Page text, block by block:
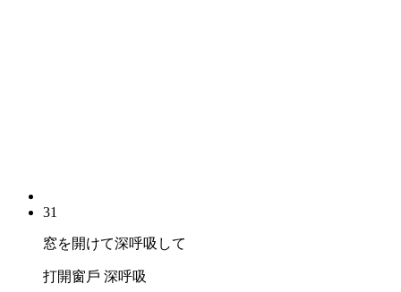
31
窓を開けて深呼吸して
打開窗戶 深呼吸